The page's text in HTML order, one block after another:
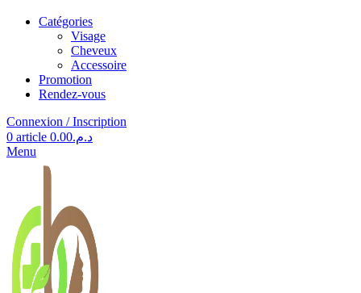
Catégories
Visage
Cheveux
Accessoire
Promotion
Rendez-vous
Connexion / Inscription
0 article د.م.0.00
Menu